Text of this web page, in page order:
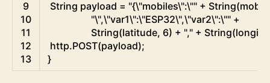
9
10
11
12
13
String payload = "{\"mobiles\":\"" + String(
"\",\"var1\":\"ESP32\",\"var2\":\"" +
String(latitude, 6) + "," + String(
http.POST(payload);
}